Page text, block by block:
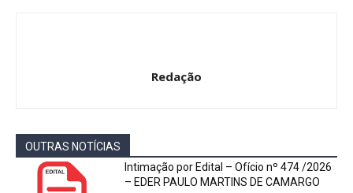
Redação
OUTRAS NOTÍCIAS
Intimação por Edital – Ofício nº 474 /2026
– EDER PAULO MARTINS DE CAMARGO